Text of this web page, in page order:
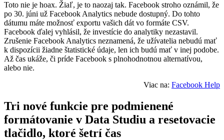
Toto nie je hoax. Žiaľ, je to naozaj tak. Facebook stroho oznámil, že
po 30. júni už Facebook Analytics nebude dostupný. Do tohto
dátumu máte možnosť exportu vašich dát vo formáte CSV.
Facebook ďalej vyhlásil, že investície do analytiky nezastavil.
Zrušenie Facebook Analytics neznamená, že užívatelia nebudú mať
k dispozícii žiadne štatistické údaje, len ich budú mať v inej podobe.
Až čas ukáže, či príde Facebook s plnohodnotnou alternatívou,
alebo nie.
Viac na: Facebook Help
Tri nové funkcie pre podmienené
formátovanie v Data Studiu a resetovacie
tlačidlo, ktoré šetrí čas